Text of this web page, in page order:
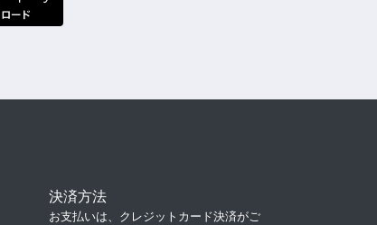
決済方法
お支払いは、クレジットカード決済がご